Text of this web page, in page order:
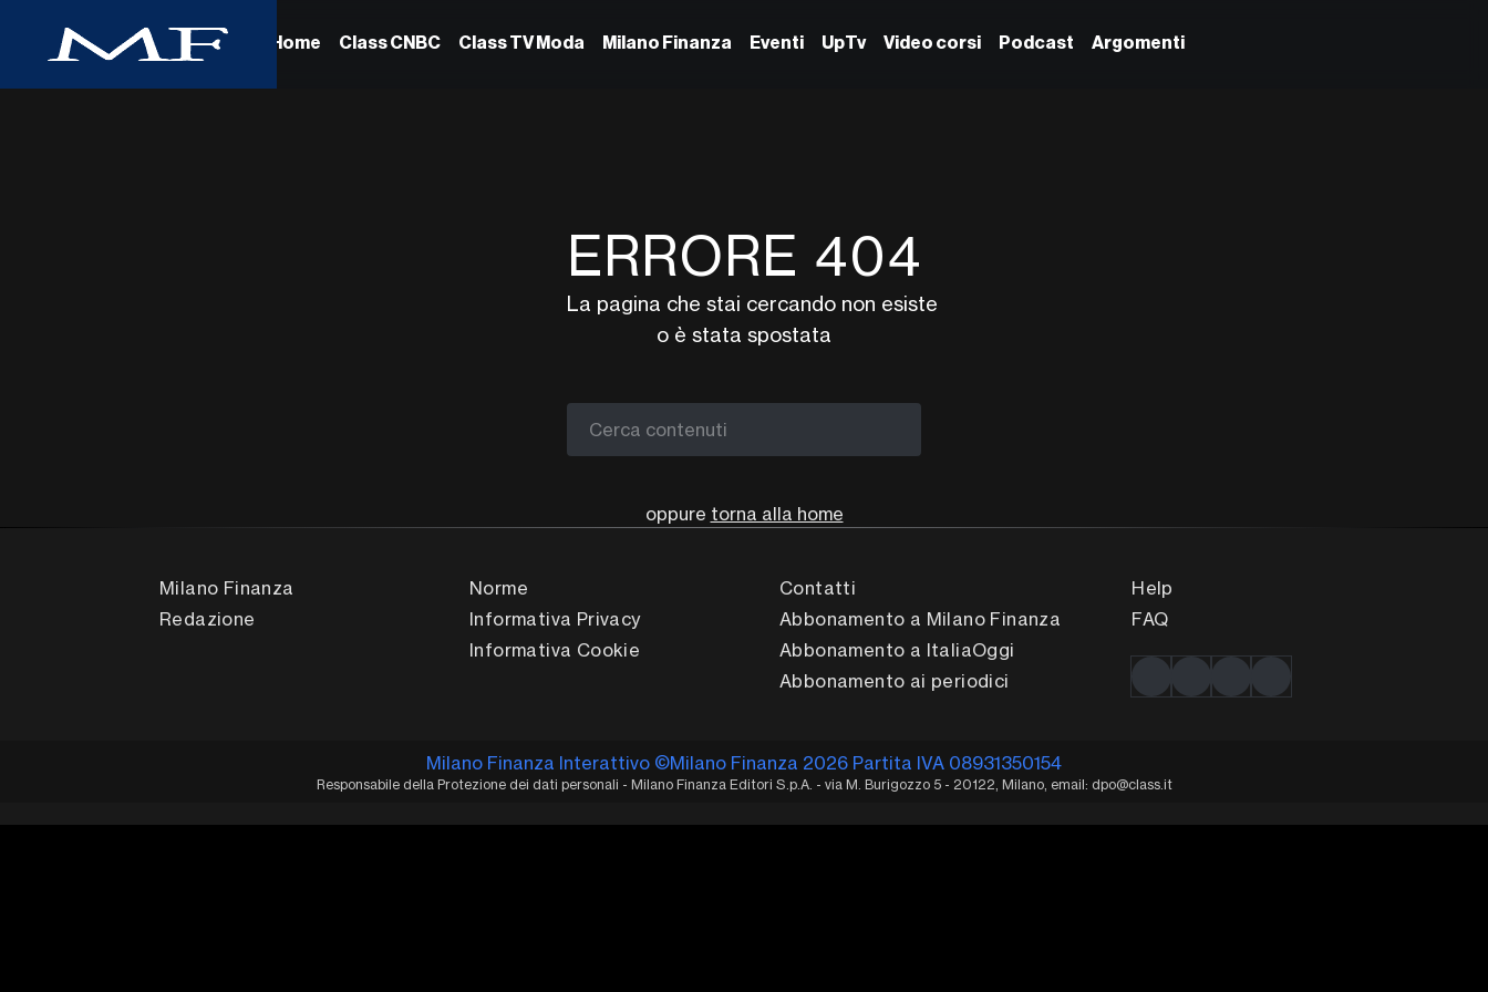
Home Class CNBC Class TV Moda Milano Finanza Eventi UpTv Video corsi Podcast Argomenti
ERRORE 404
La pagina che stai cercando non esiste
o è stata spostata
Cerca contenuti
oppure torna alla home
Milano Finanza
Redazione
Norme
Informativa Privacy
Informativa Cookie
Contatti
Abbonamento a Milano Finanza
Abbonamento a ItaliaOggi
Abbonamento ai periodici
Help
FAQ
Milano Finanza Interattivo ©Milano Finanza 2026 Partita IVA 08931350154
Responsabile della Protezione dei dati personali - Milano Finanza Editori S.p.A. - via M. Burigozzo 5 - 20122, Milano, email: dpo@class.it